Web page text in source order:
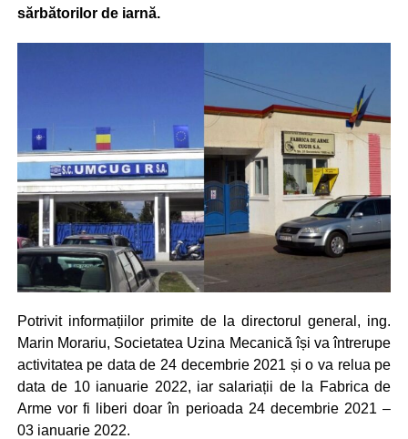
sărbătorilor de iarnă.
Potrivit informațiilor primite de la directorul general, ing.
Marin Morariu, Societatea Uzina Mecanică își va întrerupe
activitatea pe data de 24 decembrie 2021 și o va relua pe
data de 10 ianuarie 2022, iar salariații de la Fabrica de
Arme vor fi liberi doar în perioada 24 decembrie 2021 –
03 ianuarie 2022.